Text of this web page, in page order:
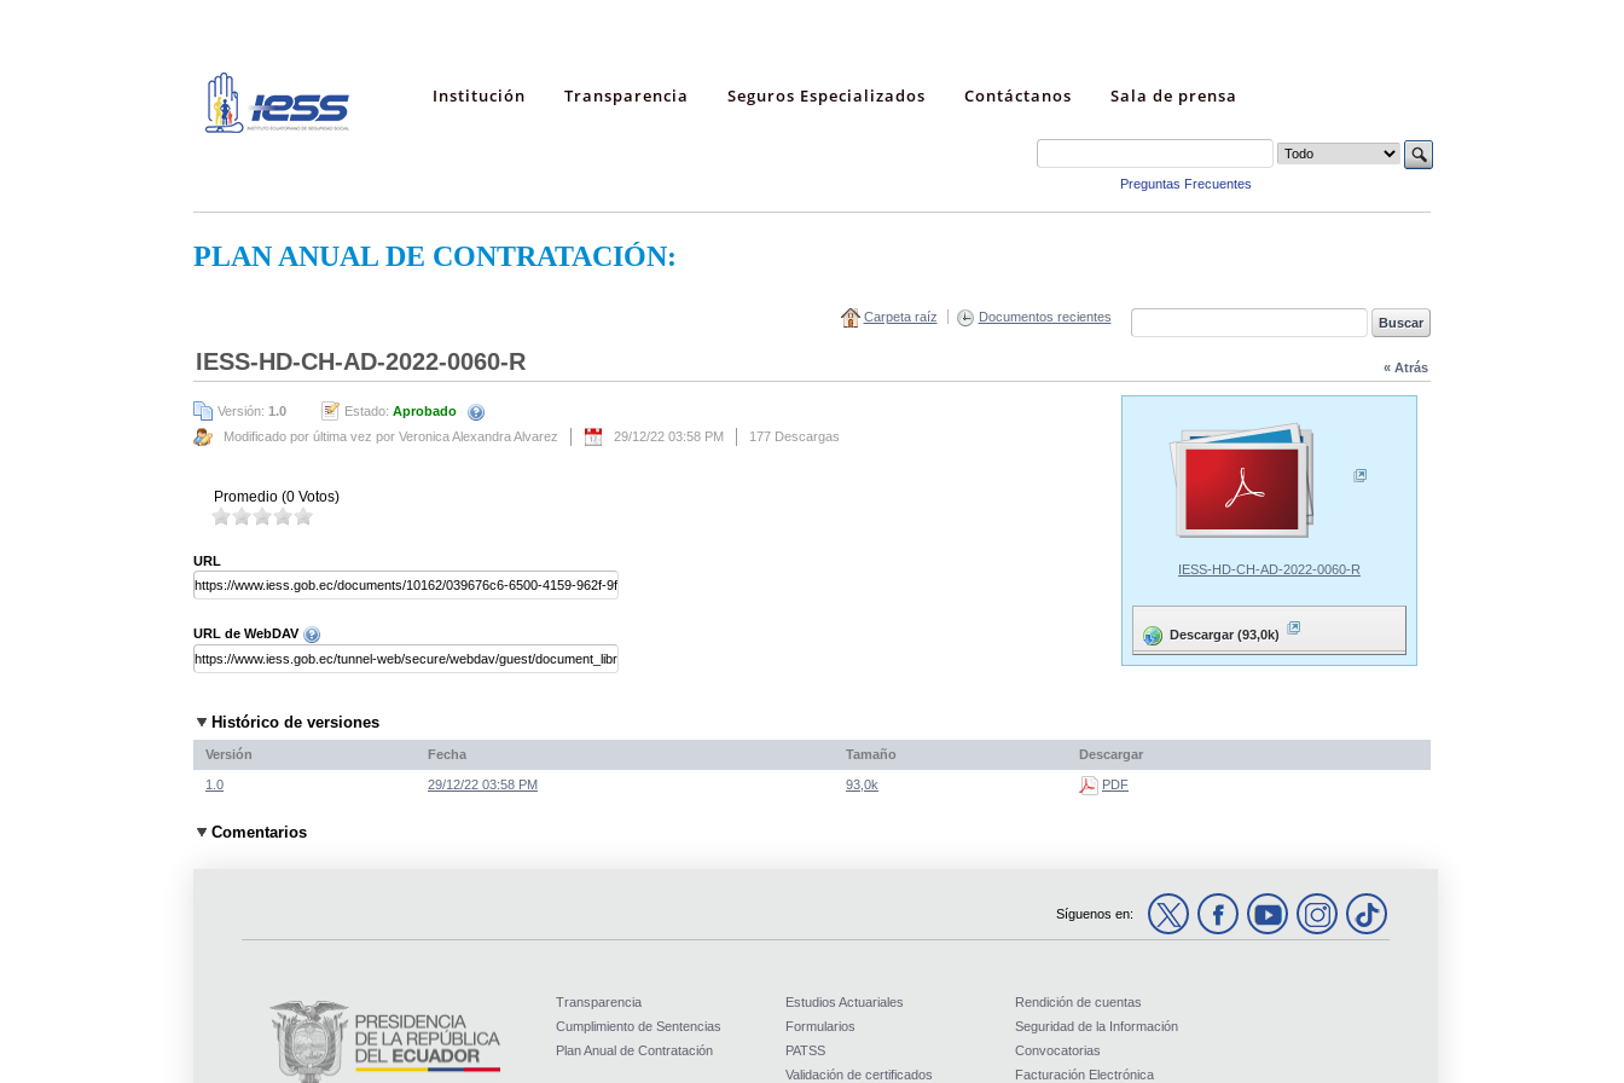
Institución Transparencia Seguros Especializados Contáctanos Sala de prensa
Preguntas Frecuentes
PLAN ANUAL DE CONTRATACIÓN:
Carpeta raíz Documentos recientes
« Atrás
IESS-HD-CH-AD-2022-0060-R
Versión: 1.0 Estado: Aprobado
Modificado por última vez por Veronica Alexandra Alvarez
29/12/22 03:58 PM 177 Descargas
Promedio (0 Votos)
URL
URL de WebDAV
IESS-HD-CH-AD-2022-0060-R
Descargar (93,0k)
Histórico de versiones
Versión Fecha Tamaño Descargar
1.0 29/12/22 03:58 PM 93,0k PDF
Comentarios
Síguenos en:
Transparencia
Cumplimiento de Sentencias
Plan Anual de Contratación
Estudios Actuariales
Formularios
PATSS
Validación de certificados
Rendición de cuentas
Seguridad de la Información
Convocatorias
Facturación Electrónica